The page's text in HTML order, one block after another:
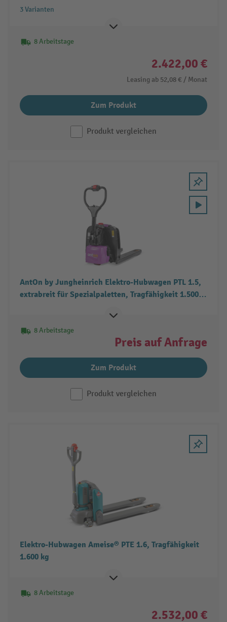
3 Varianten
8 Arbeitstage
2.422,00 €
Leasing ab 52,08 € / Monat
Zum Produkt
Produkt vergleichen
AntOn by Jungheinrich Elektro-Hubwagen PTL 1.5,
extrabreit für Spezialpaletten, Tragfähigkeit 1.500
8 Arbeitstage
Preis auf Anfrage
Zum Produkt
Produkt vergleichen
Elektro-Hubwagen Ameise® PTE 1.6, Tragfähigkeit
1.600 kg
8 Arbeitstage
2.532,00 €